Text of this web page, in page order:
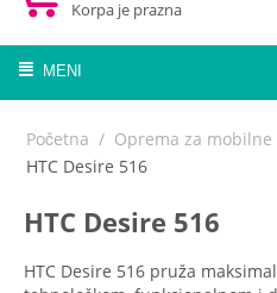
Korpa je prazna
MENI
Početna / Oprema za
HTC Desire 516
HTC Desire 516
HTC Desire 516 pruža